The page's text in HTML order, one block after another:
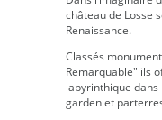
château de Losse
Renaissance.
Classés
Remarquable" ils
labyrinthique
garden et